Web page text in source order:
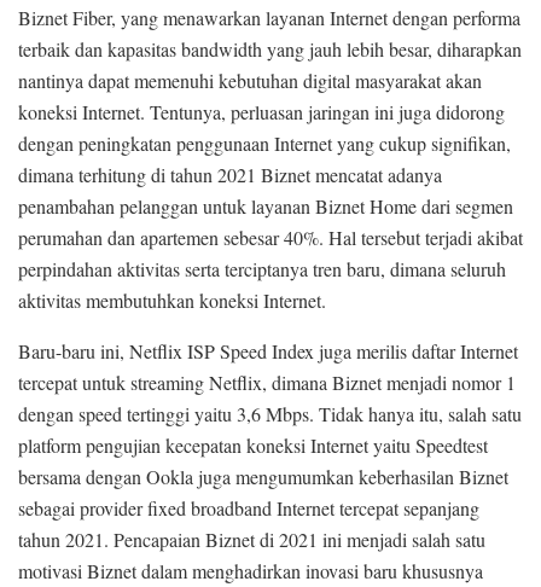
Biznet Fiber, yang menawarkan layanan Internet dengan performa
terbaik dan kapasitas bandwidth yang jauh lebih besar, diharapkan
nantinya dapat memenuhi kebutuhan digital masyarakat akan
koneksi Internet. Tentunya, perluasan jaringan ini juga didorong
dengan peningkatan penggunaan Internet yang cukup signifikan,
dimana terhitung di tahun 2021 Biznet mencatat adanya
penambahan pelanggan untuk layanan Biznet Home dari segmen
perumahan dan apartemen sebesar 40%. Hal tersebut terjadi akibat
perpindahan aktivitas serta terciptanya tren baru, dimana seluruh
aktivitas membutuhkan koneksi Internet.
Baru-baru ini, Netflix ISP Speed Index juga merilis daftar Internet
tercepat untuk streaming Netflix, dimana Biznet menjadi nomor 1
dengan speed tertinggi yaitu 3,6 Mbps. Tidak hanya itu, salah satu
platform pengujian kecepatan koneksi Internet yaitu Speedtest
bersama dengan Ookla juga mengumumkan keberhasilan Biznet
sebagai provider fixed broadband Internet tercepat sepanjang
tahun 2021. Pencapaian Biznet di 2021 ini menjadi salah satu
motivasi Biznet dalam menghadirkan inovasi baru khususnya